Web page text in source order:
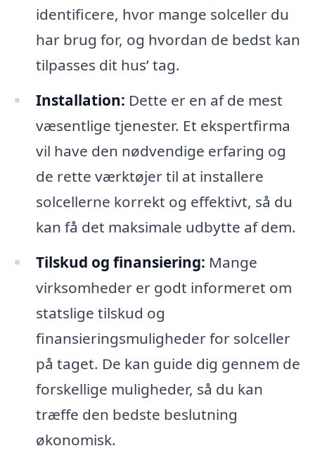
identificere, hvor mange solceller du
har brug for, og hvordan de bedst kan
tilpasses dit hus’ tag.
Installation: Dette er en af de mest
væsentlige tjenester. Et ekspertfirma
vil have den nødvendige erfaring og
de rette værktøjer til at installere
solcellerne korrekt og effektivt, så du
kan få det maksimale udbytte af dem.
Tilskud og finansiering: Mange
virksomheder er godt informeret om
statslige tilskud og
finansieringsmuligheder for solceller
på taget. De kan guide dig gennem de
forskellige muligheder, så du kan
træffe den bedste beslutning
økonomisk.